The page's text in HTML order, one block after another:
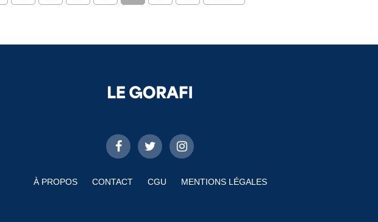
À PROPOS CONTACT CGU MENTIONS LÉGALES